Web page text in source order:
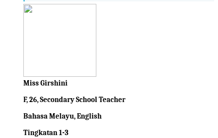
Miss Girshini
F, 26, Secondary School Teacher
Bahasa Melayu, English
Tingkatan 1-3